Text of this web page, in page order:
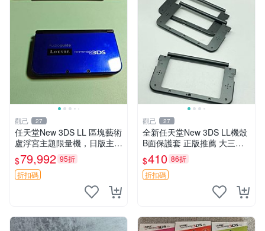
觀己 27
任天堂New 3DS LL 區塊藝術
盧浮宮主題限量機，日版主板
原配，附吊飾未配線，全新收
藏款 區塊藝術 盧浮宮 卡帶盒
$79,992 95折
折扣碼
觀己 27
全新任天堂New 3DS LL機殼
B面保護套 正版推薦 大三嚴
選 新品機殼適合收藏 3DS機
殼 B面配件 新上市 3DSLL 新
機保護 電玩配件 電玩
$410 86折
折扣碼